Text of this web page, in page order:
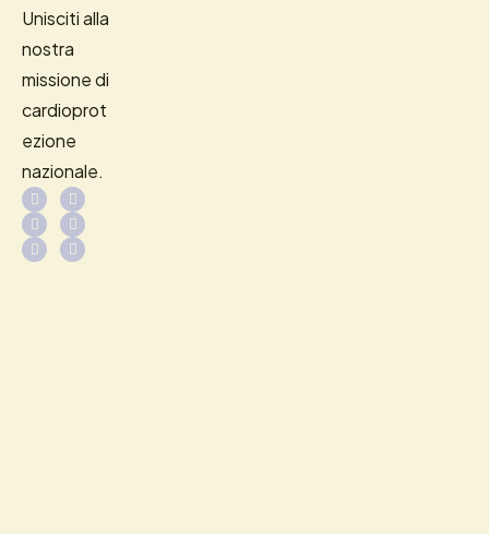
Unisciti alla
nostra
missione di
cardioprot
ezione
nazionale.